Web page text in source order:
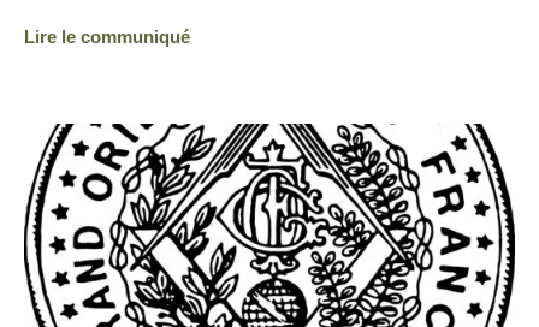
Lire le communiqué